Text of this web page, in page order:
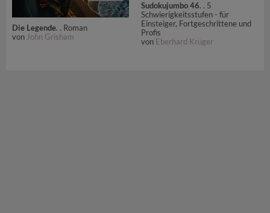
Die Legende. . Roman
von John Grisham
Sudokujumbo 46. . 5
Schwierigkeitsstufen - für
Einsteiger, Fortgeschrittene und
Profis
von Eberhard Krüger